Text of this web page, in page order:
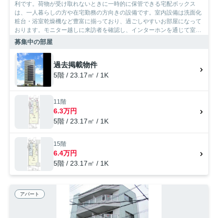
利です。荷物が受け取れないときに一時的に保管できる宅配ボックス
は、一人暮らしの方や在宅勤務の方向きの設備です。室内設備は洗面化
粧台・浴室乾燥機など豊富に揃っており、過ごしやすいお部屋になって
おります。モニター越しに来訪者を確認し、インターホンを通じて室内
から会話することができます。インターネットをご利用いただける物件
な住まい探しを楽しみながら始めていきませんか。快適な環境作りのお
手伝いをして参ります。
募集中の部屋
過去掲載物件
5階 / 23.17㎡ / 1K
11階
6.3万円
5階 / 23.17㎡ / 1K
15階
6.4万円
5階 / 23.17㎡ / 1K
アパート